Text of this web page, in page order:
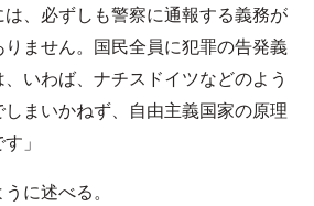
、必ずしも警察に通報する義務が
ません。国民全員に犯罪の告発義
いわば、ナチスドイツなどのよう
まいかねず、自由主義国家の原理
」
に述べる。